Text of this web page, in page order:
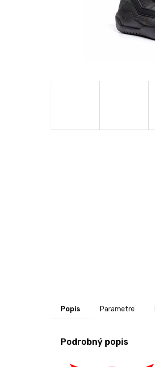
Popis Parametre
Podrobný popis